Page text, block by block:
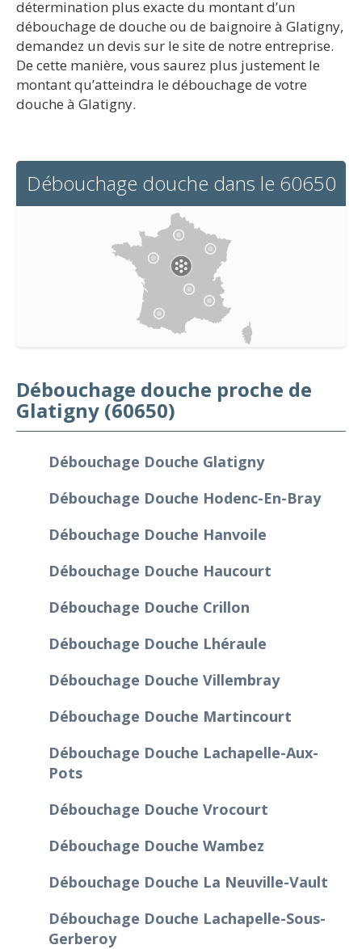
détermination plus exacte du montant d’un
débouchage de douche ou de baignoire à Glatigny,
demandez un devis sur le site de notre entreprise.
De cette manière, vous saurez plus justement le
montant qu’atteindra le débouchage de votre
douche à Glatigny.
Débouchage douche dans le 60650
Débouchage douche proche de
Glatigny (60650)
Débouchage Douche Glatigny
Débouchage Douche Hodenc-En-Bray
Débouchage Douche Hanvoile
Débouchage Douche Haucourt
Débouchage Douche Crillon
Débouchage Douche Lhéraule
Débouchage Douche Villembray
Débouchage Douche Martincourt
Débouchage Douche Lachapelle-Aux-
Pots
Débouchage Douche Vrocourt
Débouchage Douche Wambez
Débouchage Douche La Neuville-Vault
Débouchage Douche Lachapelle-Sous-
Gerberoy